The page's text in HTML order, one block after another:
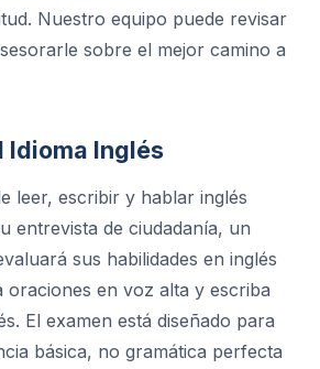
Nuestro equipo puede revisar
sobre el mejor camino a
Idioma Inglés
leer, escribir y hablar inglés
entrevista de ciudadanía, un
sus habilidades en inglés
oraciones en voz alta y escriba
El examen está diseñado para
básica, no gramática perfecta